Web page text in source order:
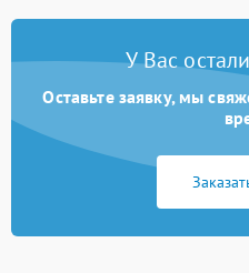
У Вас
Оставьте заявку, мы